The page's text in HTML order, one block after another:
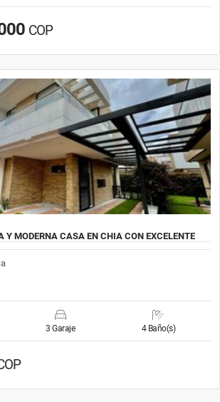
COP
Y MODERNA CASA EN CHIA CON EXCELENTE
3 Garaje 4 Baño(s)